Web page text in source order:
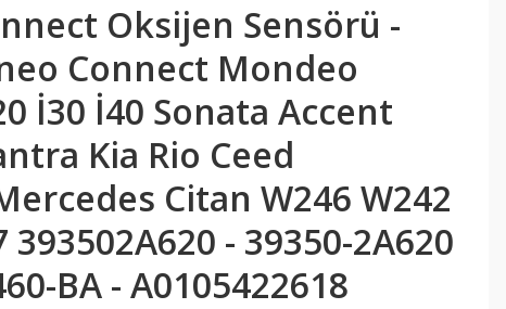
Oksijen Sensörü -
Connect Mondeo
İ30 İ40 Sonata Accent
Kia Rio Ceed
Citan W246 W242
393502A620 - 39350-2A620
BA - A0105422618